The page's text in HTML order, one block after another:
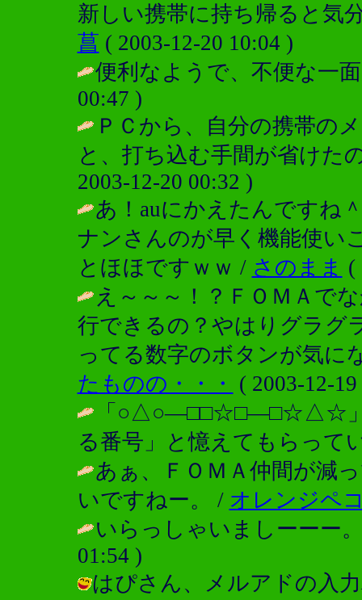
新しい携帯に持ち帰ると気
菖 ( 2003-12-20 10:04 )
便利なようで、不便な一
00:47 )
ＰＣから、自分の携帯の
と、打ち込む手間が省けた
2003-12-20 00:32 )
あ！auにかえたんです
ナンさんのが早く機能使
とほほですｗｗ / さのまま (
え～～～！？ＦＯＭＡで
行できるの？やはりグラグ
ってる数字のボタンが気に
たものの・・・
( 2003-12-
「○△○―□□☆□―□☆△☆」
る番号」と憶えてもらって
あぁ、ＦＯＭＡ仲間が減
いですねー。 / オレンジペ
いらっしゃいましーーー
01:54 )
はぴさん、メルアドの入